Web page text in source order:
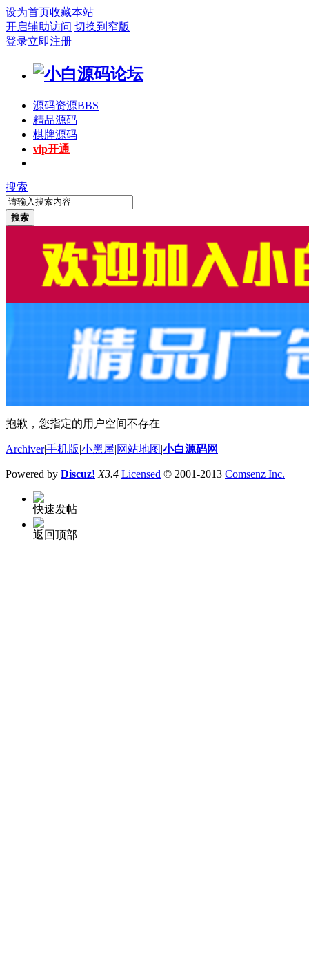
设为首页收藏本站
开启辅助访问 切换到窄版
登录立即注册
源码资源BBS
精品源码
棋牌源码
vip开通
搜索
搜索
抱歉，您指定的用户空间不存在
Archiver|手机版 小黑屋 网站地图 小白源码网
Powered by Discuz! X3.4 Licensed © 2001-2013 Comsenz Inc.
快速发帖
返回顶部